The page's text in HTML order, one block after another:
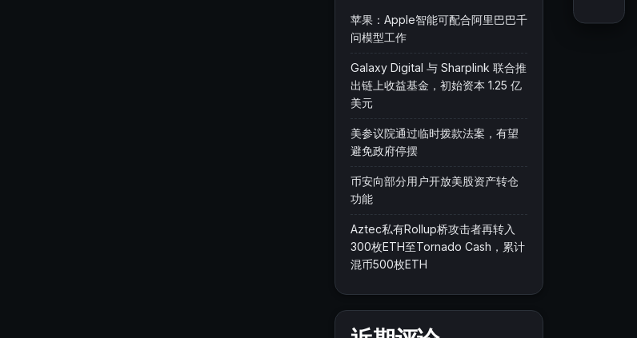
苹果：Apple智能可配合阿里巴巴千
问模型工作
Galaxy Digital 与 Sharplink 联合推
出链上收益基金，初始资本 1.25 亿
美元
美参议院通过临时拨款法案，有望
避免政府停摆
币安向部分用户开放美股资产转仓
功能
Aztec私有Rollup桥攻击者再转入
300枚ETH至Tornado Cash，累计
混币500枚ETH